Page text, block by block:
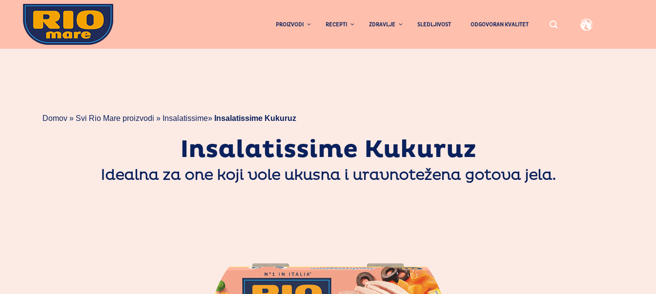
vsebino
PROIZVODI RECEPTI ZDRAVLJE SLEDLJIVOST ODGOVORAN KVALITET
Domov » Svi Rio Mare proizvodi » Insalatissime» Insalatissime Kukuruz
Insalatissime Kukuruz
Idealna za one koji vole ukusna i uravnotežena gotova jela.